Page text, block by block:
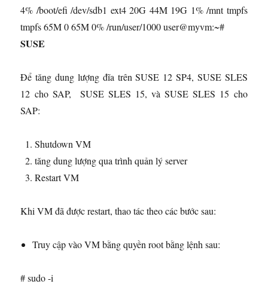
4% /boot/efi /dev/sdb1 ext4 20G 44M 19G 1% /mnt tmpfs
tmpfs 65M 0 65M 0% /run/user/1000 user@myvm:~#
SUSE
Để tăng dung lượng đĩa trên SUSE 12 SP4, SUSE SLES
12 cho SAP, SUSE SLES 15, và SUSE SLES 15 cho
SAP:
Shutdown VM
tăng dung lượng qua trình quản lý server
Restart VM
Khi VM đã được restart, thao tác theo các bước sau:
Truy cập vào VM bằng quyền root bằng lệnh sau:
# sudo -i